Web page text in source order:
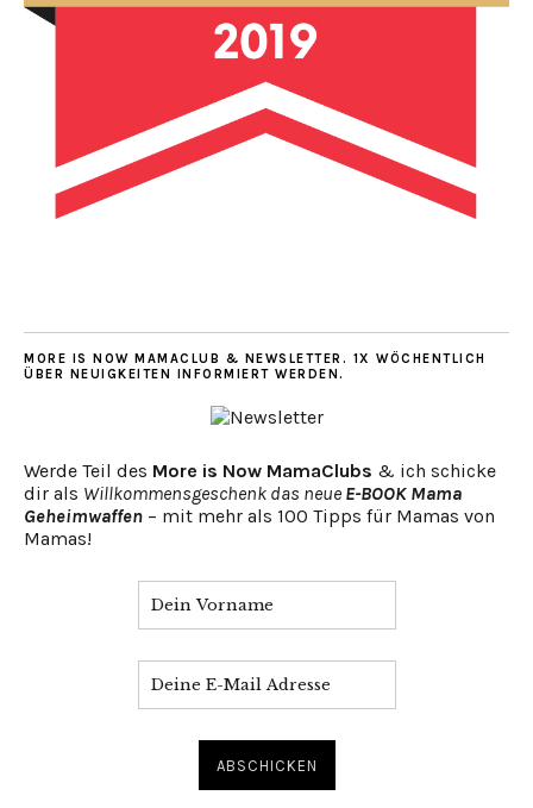
MORE IS NOW MAMACLUB & NEWSLETTER. 1X WÖCHENTLICH
ÜBER NEUIGKEITEN INFORMIERT WERDEN.
Werde Teil des More is Now MamaClubs & ich schicke
dir als Willkommensgeschenk das neue E-BOOK Mama
Geheimwaffen – mit mehr als 100 Tipps für Mamas von
Mamas!